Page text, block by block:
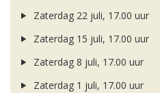
Zaterdag 22 juli, 17.00 uur
Zaterdag 15 juli, 17.00 uur
Zaterdag 8 juli, 17.00 uur
Zaterdag 1 juli, 17.00 uur